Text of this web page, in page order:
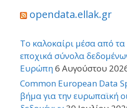
opendata.ellak.gr
Το καλοκαίρι μέσα από
εποχικά σύνολα
Ευρώπη6 Αυγούστου
Common European Data
βήμα για την ευρωπαϊκή